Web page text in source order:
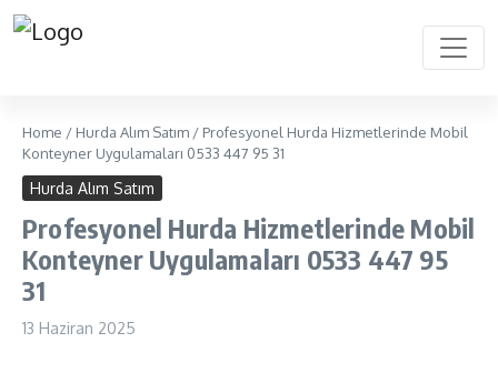
Home / Hurda Alım Satım / Profesyonel Hurda Hizmetlerinde Mobil
Konteyner Uygulamaları 0533 447 95 31
Hurda Alım Satım
Profesyonel Hurda Hizmetlerinde Mobil
Konteyner Uygulamaları 0533 447 95
31
13 Haziran 2025